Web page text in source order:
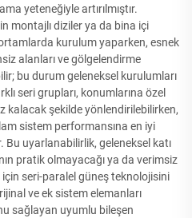
yeteneğiyle artırılmıştır.
montajlı diziler ya da bina içi
kurulum yaparken, esnek
alanları ve gölgelendirme
bu durum geleneksel kurulumları
seri grupları, konumlarına özel
kalacak şekilde yönlendirilebilirken,
sistem performansına en iyi
Bu uyarlanabilirlik, geleneksel katı
pratik olmayacağı ya da verimsiz
seri-paralel güneş teknolojisini
ve ek sistem elemanları
sağlayan uyumlu bileşen